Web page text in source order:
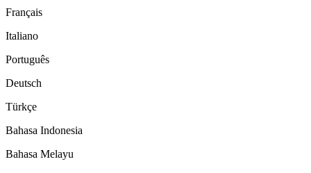
Français
Italiano
Português
Deutsch
Türkçe
Bahasa Indonesia
Bahasa Melayu